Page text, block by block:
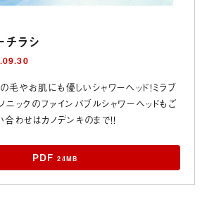
チラシ
毛やお肌にも優しいシャワーヘッド！ミラブ
ニックのファインバブルシャワーヘッドもご
わせはカノデンキのまで！！
PDF 24MB